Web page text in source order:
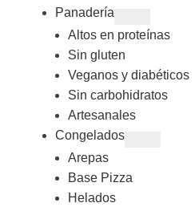
Panadería
Altos en proteínas
Sin gluten
Veganos y diabéticos
Sin carbohidratos
Artesanales
Congelados
Arepas
Base Pizza
Helados